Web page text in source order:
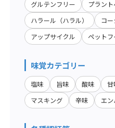
グルテンフリー プラント
ハラール（ハラル） コー
アップサイクル ペット
味覚カテゴリー
塩味 旨味 酸味 甘
マスキング 辛味 エン